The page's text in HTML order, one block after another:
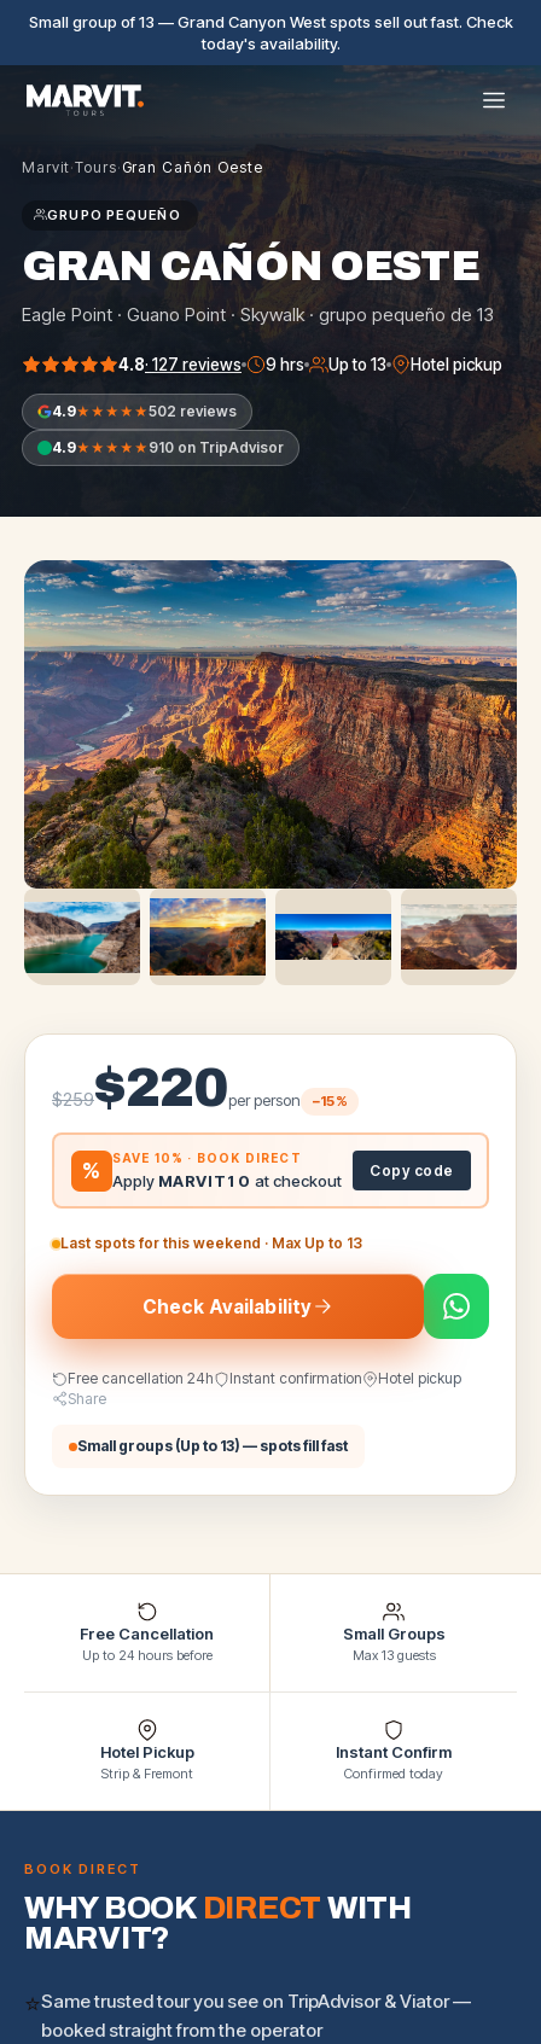
Small group of 13 — Grand Canyon West spots sell out fast. Check
today's availability.
Marvit·Tours· Gran Cañón Oeste
GRUPO PEQUEÑO
GRAN CAÑÓN OESTE
Eagle Point · Guano Point · Skywalk · grupo pequeño de 13
4.8· 127 reviews 9 hrs Up to 13 Hotel pickup
4.9★★★★★502 reviews
4.9★★★★★ 910 on TripAdvisor
$259$220per person −15%
%
SAVE 10% · BOOK DIRECT
Apply MARVIT10 at checkout Copy code
Last spots for this weekend · Max Up to 13
Check Availability
Free cancellation 24h Instant confirmation
Hotel pickup
Share
Small groups (Up to 13) — spots fill fast
Free Cancellation
Up to 24 hours before
Small Groups
Max 13 guests
Hotel Pickup
Strip & Fremont
Instant Confirm
Confirmed today
BOOK DIRECT
WHY BOOK DIRECT WITH
MARVIT?
⭐Same trusted tour you see on TripAdvisor & Viator —
booked straight from the operator